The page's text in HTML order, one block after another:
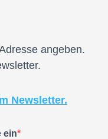
angeben.
Newsletter.
ein